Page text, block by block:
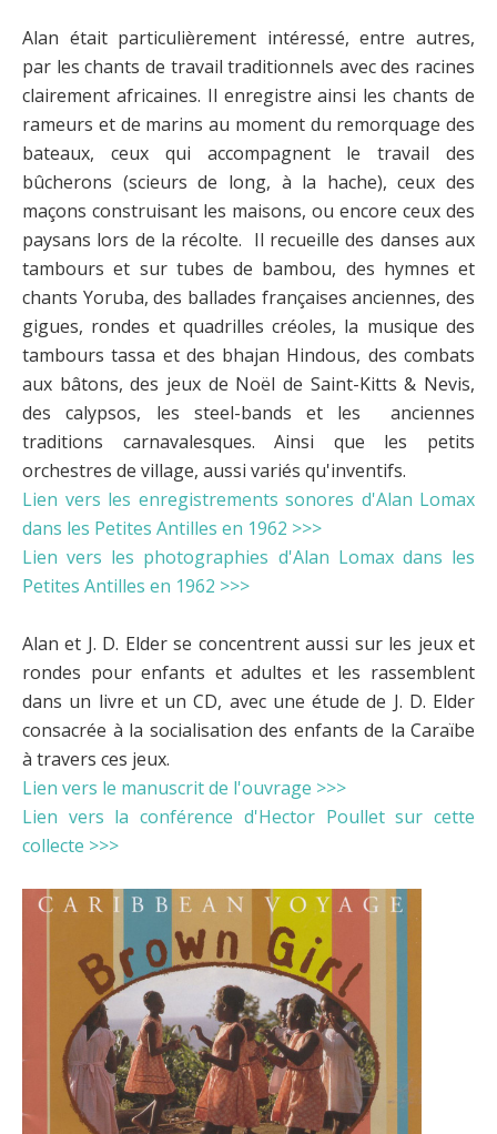
Alan était particulièrement intéressé, entre autres,
par les chants de travail traditionnels avec des racines
clairement africaines. Il enregistre ainsi les chants de
rameurs et de marins au moment du remorquage des
bateaux, ceux qui accompagnent le travail des
bûcherons (scieurs de long, à la hache), ceux des
maçons construisant les maisons, ou encore ceux des
paysans lors de la récolte. Il recueille des danses aux
tambours et sur tubes de bambou, des hymnes et
chants Yoruba, des ballades françaises anciennes, des
gigues, rondes et quadrilles créoles, la musique des
tambours tassa et des bhajan Hindous, des combats
aux bâtons, des jeux de Noël de Saint-Kitts & Nevis,
des calypsos, les steel-bands et les anciennes
traditions carnavalesques. Ainsi que les petits
orchestres de village, aussi variés qu'inventifs.
Lien vers les enregistrements sonores d'Alan Lomax
dans les Petites Antilles en 1962 >>>
Lien vers les photographies d'Alan Lomax dans les
Petites Antilles en 1962 >>>
Alan et J. D. Elder se concentrent aussi sur les jeux et
rondes pour enfants et adultes et les rassemblent
dans un livre et un CD, avec une étude de J. D. Elder
consacrée à la socialisation des enfants de la Caraïbe
à travers ces jeux.
Lien vers le manuscrit de l'ouvrage >>>
Lien vers la conférence d'Hector Poullet sur cette
collecte >>>